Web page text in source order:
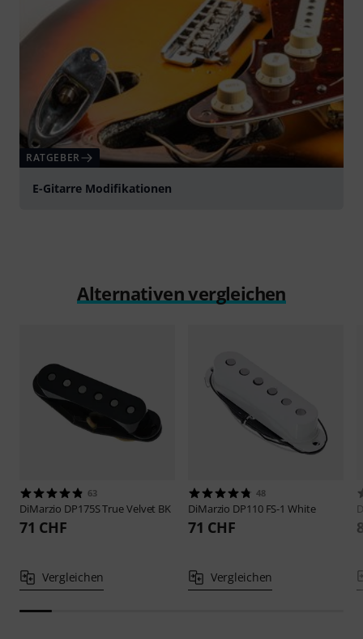
RATGEBER
E-Gitarre Modifikationen
Alternativen vergleichen
63
DiMarzio DP175S True Velvet BK
71 CHF
Vergleichen
48
DiMarzio DP110 FS-1 White
71 CHF
Vergleichen